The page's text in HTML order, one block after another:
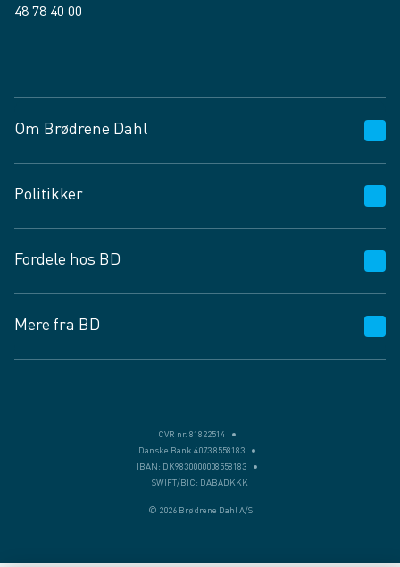
48 78 40 00
Om Brødrene Dahl
Vagttelefon 30 10 89 89
Spørgsmål og svar
Job og karriere
Fødevarekontrolrapport
Politikker
Privatlivspolitik
Cookies
Vilkår og betingelser
Fordele hos BD
BD app
BD.dk services
Mere fra BD
CVR nr. 81822514
Danske Bank 4073 8558183
IBAN: DK9830000008558183
SWIFT/BIC: DABADKKK
© 2026 Brødrene Dahl A/S